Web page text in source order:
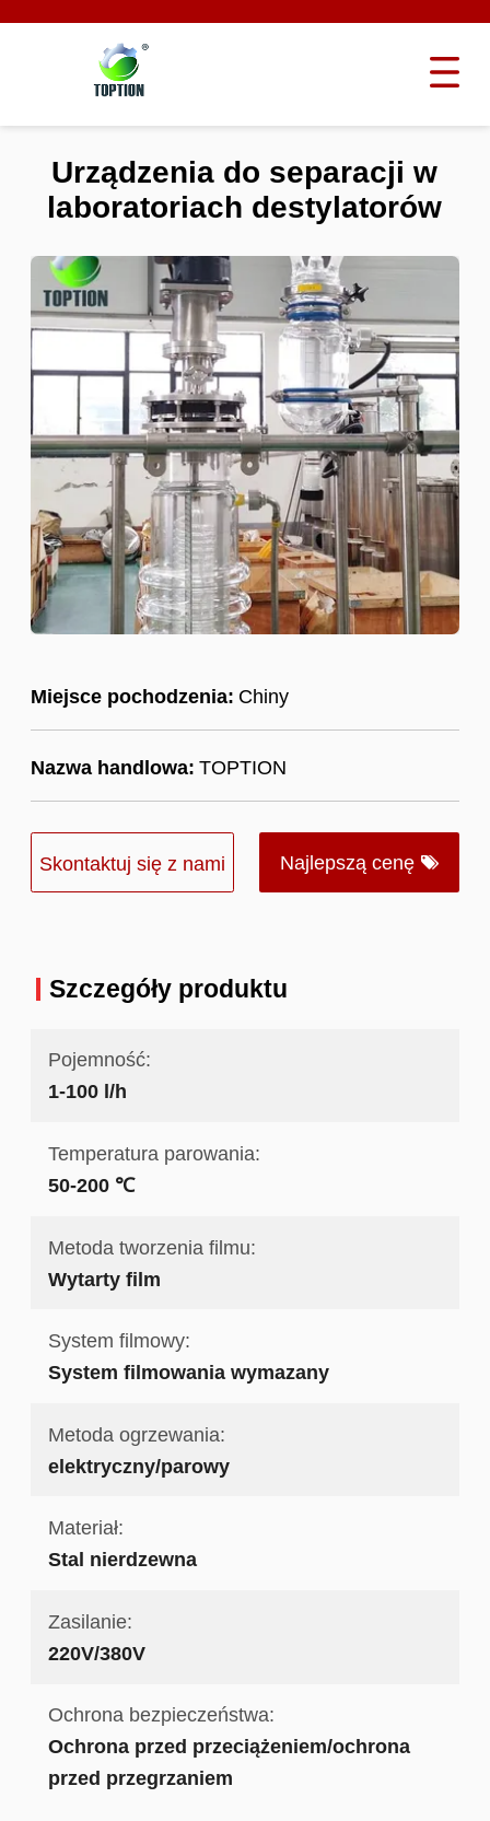
Miejsce pochodzenia: Chiny
Nazwa handlowa: TOPTION
Skontaktuj się z nami Najlepszą cenę
Urządzenia do separacji w
laboratoriach destylatorów
Szczegóły produktu
Pojemność:
1-100 l/h
Temperatura parowania:
50-200 ℃
Metoda tworzenia filmu:
Wytarty film
System filmowy:
System filmowania wymazany
Metoda ogrzewania:
elektryczny/parowy
Materiał:
Stal nierdzewna
Zasilanie:
220V/380V
Ochrona bezpieczeństwa:
Ochrona przed przeciążeniem/ochrona
przed przegrzaniem